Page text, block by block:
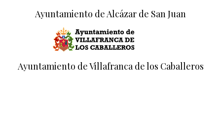
Ayuntamiento de Alcázar de San Juan
Ayuntamiento de Villafranca de los Caballeros